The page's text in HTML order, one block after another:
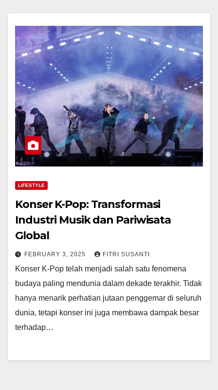
LIFESTYLE
Konser K-Pop: Transformasi
Industri Musik dan Pariwisata
Global
FEBRUARY 3, 2025 FITRI SUSANTI
Konser K-Pop telah menjadi salah satu fenomena
budaya paling mendunia dalam dekade terakhir. Tidak
hanya menarik perhatian jutaan penggemar di seluruh
dunia, tetapi konser ini juga membawa dampak besar
terhadap…